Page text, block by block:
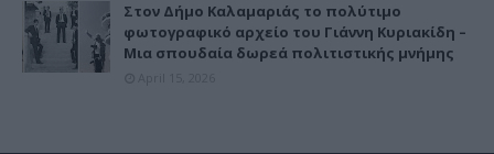
Στον Δήμο Καλαμαριάς το πολύτιμο
φωτογραφικό αρχείο του Γιάννη Κυριακίδη –
Μια σπουδαία δωρεά πολιτιστικής μνήμης